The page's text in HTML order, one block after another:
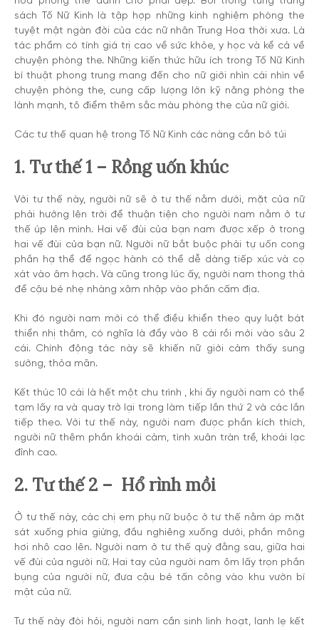
sách Tố Nữ Kinh là tập hợp những kinh nghiệm phòng the
tuyệt mật ngàn đời của các nữ nhân Trung Hoa thời xưa. Là
tác phẩm có tính giá trị cao về sức khỏe, y học và kể cả về
chuyện phòng the. Những kiến thức hữu ích trong Tố Nữ Kinh
bí thuật phong trung mang đến cho nữ giới nhìn cái nhìn về
chuyện phòng the, cung cấp lượng lớn kỹ năng phòng the
lành mạnh, tô điểm thêm sắc màu phòng the của nữ giới.
Các tư thế quan hệ trong Tố Nữ Kinh các nàng cần bỏ túi
1. Tư thế 1 – Rồng uốn khúc
Với tư thế này, người nữ sẽ ở tư thế nằm dưới, mặt của nữ
phải hướng lên trời để thuận tiện cho người nam nằm ở tư
thế úp lên mình. Hai vế đùi của bạn nam được xếp ở trong
hai vế đùi của bạn nữ. Người nữ bắt buộc phải tự uốn cong
phần hạ thể để ngọc hành có thể dễ dàng tiếp xúc và cọ
xát vào âm hạch. Và cũng trong lúc ấy, người nam thong thả
để cậu bé nhẹ nhàng xâm nhập vào phần cấm địa.
Khi đó người nam mới có thể điều khiển theo quy luật bát
thiển nhị thâm, có nghĩa là đẩy vào 8 cái rồi mới vào sâu 2
cái. Chính động tác này sẽ khiến nữ giới cảm thấy sung
sướng, thỏa mãn.
Kết thúc 10 cái là hết một chu trình , khi ấy người nam có thể
tạm lấy ra và quay trở lại trong làm tiếp lần thứ 2 và các lần
tiếp theo. Với tư thế này, người nam được phần kích thích,
người nữ thêm phần khoái cảm, tình xuân tràn trề, khoái lạc
đỉnh cao.
2. Tư thế 2 – Hổ rình mồi
Ở tư thế này, các chị em phụ nữ buộc ở tư thế nằm áp mặt
sát xuống phía giừng, đầu nghiêng xuống dưới, phần mông
hơi nhô cao lên. Người nam ở tư thế quỳ đằng sau, giữa hai
vế đùi của người nữ. Hai tay của người nam ôm lấy trọn phần
bụng của người nữ, đưa cậu bé tấn công vào khu vườn bí
mật của nữ.
Tư thế này đòi hỏi, người nam cần sinh linh hoạt, lanh lẹ kết